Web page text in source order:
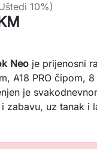
10%)
Neo je prijenosni
A18 PRO čipom,
je
zabavu, uz tanak i